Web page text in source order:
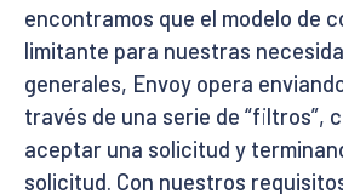
encontramos que el modelo de
limitante para nuestras
generales, Envoy opera
través de una serie de “filtros”,
aceptar una solicitud y
solicitud. Con nuestros